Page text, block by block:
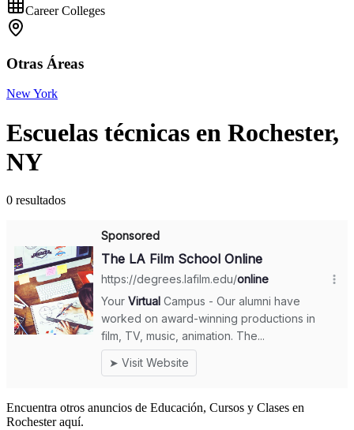
Career Colleges
Otras Áreas
New York
Escuelas técnicas en Rochester,
NY
0 resultados
Encuentra otros anuncios de Educación, Cursos y Clases en
Rochester aquí.